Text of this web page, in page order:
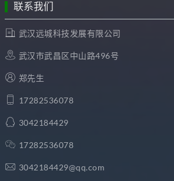
联系我们
武汉远城科技发展有限公司
武汉市武昌区中山路496号
郑先生
17282536078
3042184429
17282536078
3042184429@qq.com